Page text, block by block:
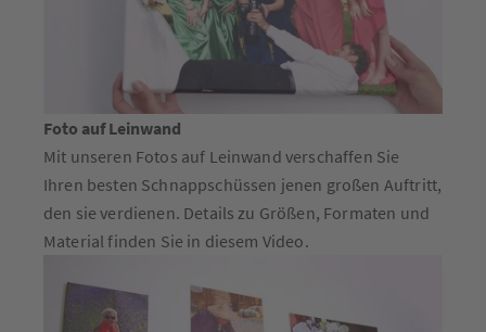
Foto auf Leinwand
Mit unseren Fotos auf Leinwand verschaffen Sie
Ihren besten Schnappschüssen jenen großen Auftritt,
den sie verdienen. Details zu Größen, Formaten und
Material finden Sie in diesem Video.